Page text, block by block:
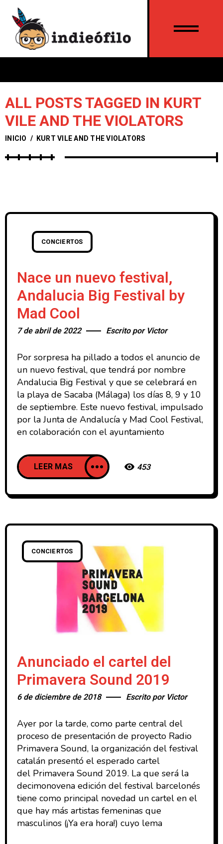
ALL POSTS TAGGED IN KURT
VILE AND THE VIOLATORS
INICIO / KURT VILE AND THE VIOLATORS
CONCIERTOS
Nace un nuevo festival,
Andalucia Big Festival by
Mad Cool
7 de abril de 2022 Escrito por Victor
Por sorpresa ha pillado a todos el anuncio de
un nuevo festival, que tendrá por nombre
Andalucia Big Festival y que se celebrará en
la playa de Sacaba (Málaga) los días 8, 9 y 10
de septiembre. Este nuevo festival, impulsado
por la Junta de Andalucía y Mad Cool Festival,
en colaboración con el ayuntamiento
LEER MAS 453
CONCIERTOS
Anunciado el cartel del
Primavera Sound 2019
6 de diciembre de 2018 Escrito por Victor
Ayer por la tarde, como parte central del
proceso de presentación de proyecto Radio
Primavera Sound, la organización del festival
catalán presentó el esperado cartel
del Primavera Sound 2019. La que será la
decimonovena edición del festival barcelonés
tiene como principal novedad un cartel en el
que hay más artistas femeninas que
masculinos (¡Ya era hora!) cuyo lema